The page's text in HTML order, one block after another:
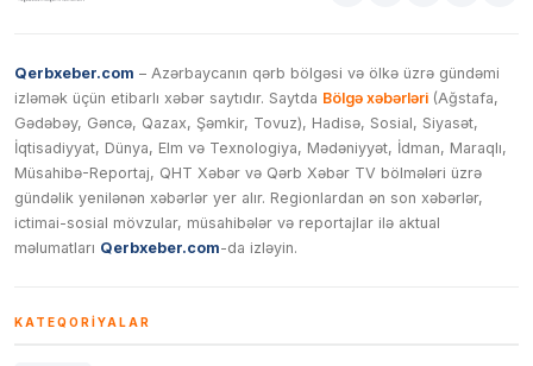
Qerbxeber.com – Azərbaycanın qərb bölgəsi və ölkə üzrə gündəmi
izləmək üçün etibarlı xəbər saytıdır. Saytda Bölgə xəbərləri (Ağstafa,
Gədəbəy, Gəncə, Qazax, Şəmkir, Tovuz), Hadisə, Sosial, Siyasət,
İqtisadiyyat, Dünya, Elm və Texnologiya, Mədəniyyət, İdman, Maraqlı,
Müsahibə-Reportaj, QHT Xəbər və Qərb Xəbər TV bölmələri üzrə
gündəlik yenilənən xəbərlər yer alır. Regionlardan ən son xəbərlər,
ictimai-sosial mövzular, müsahibələr və reportajlar ilə aktual
məlumatları Qerbxeber.com-da izləyin.
KATEQORIYALAR